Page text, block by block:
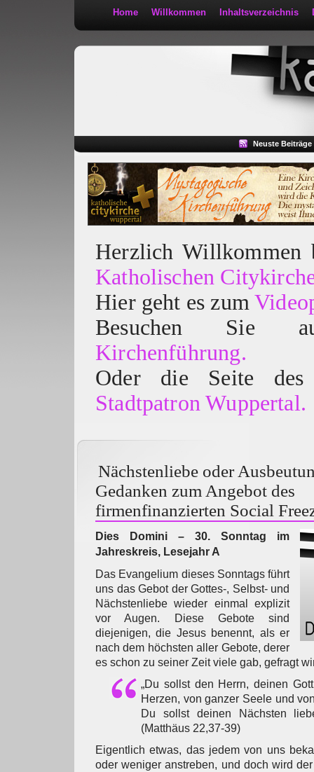
Home Willkommen Inhaltsverzeichnis
Neuste Beiträge
Herzlich
Katholischen
Hier geht es zum
Besuchen
Kirchenführung.
Oder die Seite des
Stadtpatron Wuppertal.
Nächstenliebe oder
Gedanken zum Angebot des
firmenfinanzierten Social
Dies Domini – 30. Sonntag im
Jahreskreis, Lesejahr A
Das Evangelium dieses Sonntags führt
uns das Gebot der Gottes-, Selbst- und
Nächstenliebe wieder einmal explizit
vor Augen. Diese Gebote sind
diejenigen, die Jesus benennt, als er
nach dem höchsten aller Gebote, derer
es schon zu seiner Zeit viele gab, gefragt
„Du sollst den Herrn, deinen
Herzen, von ganzer Seele und
Du sollst deinen Nächsten
(Matthäus 22,37-39)
Eigentlich etwas, das jedem von uns
oder weniger anstreben, und doch wird